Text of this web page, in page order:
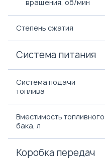
вращения, об/мин
Степень сжатия
Система питания
Система подачи
топлива
Вместимость топливного
бака, л
Коробка передач